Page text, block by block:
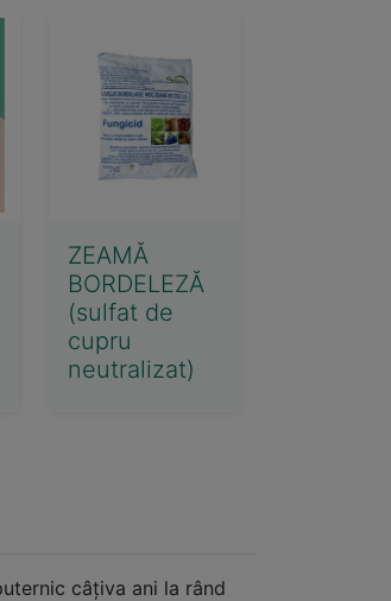
ZEAMĂ
BORDELEZĂ
(sulfat de
cupru
neutralizat)
câţiva ani la rând